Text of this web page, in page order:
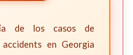
de los casos de
accidents en Georgia